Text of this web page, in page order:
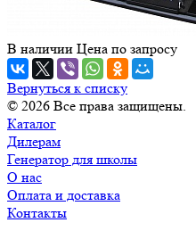
В наличии Цена по запросу
Вернуться к списку
© 2026 Все права защищены.
Каталог
Дилерам
Генератор для школы
О нас
Оплата и доставка
Контакты